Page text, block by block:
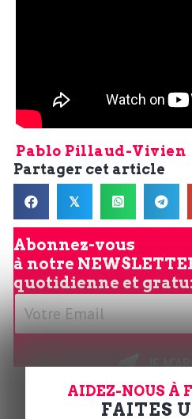
Pablo Pillaud-Vivien
Partager cet article
𝕏
Abonnez-vous
à notre
quotidienne et
V
JE
AIDEZ-NOUS À
FAITES